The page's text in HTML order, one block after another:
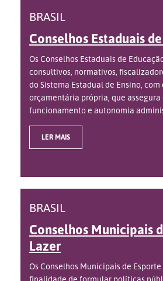
BRASIL
Conselhos Estaduais
Os Conselhos Estaduais de
consultivos, normativos,
do Sistema Estadual de Ensino,
orçamentária própria, que
funcionamento e autonomia
LER MAIS
BRASIL
Conselhos Municipais
Lazer
Os Conselhos Municipais de
finalidade de formular políticas